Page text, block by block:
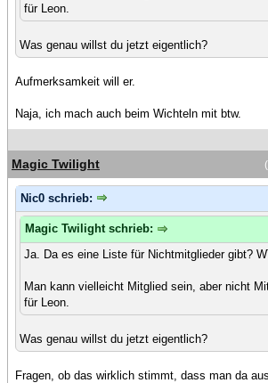
für Leon.
Was genau willst du jetzt eigentlich?
Aufmerksamkeit will er.
Naja, ich mach auch beim Wichteln mit btw.
Magic Twilight
Nic0 schrieb:
Magic Twilight schrieb:
Ja. Da es eine Liste für Nichtmitglieder gibt?
Man kann vielleicht Mitglied sein, aber nicht
für Leon.
Was genau willst du jetzt eigentlich?
Fragen, ob das wirklich stimmt, dass man da